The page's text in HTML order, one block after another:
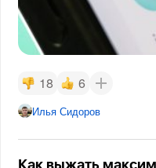
18 6
Илья Сидоров